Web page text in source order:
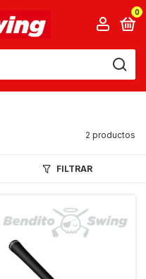
0
2 productos
FILTRAR